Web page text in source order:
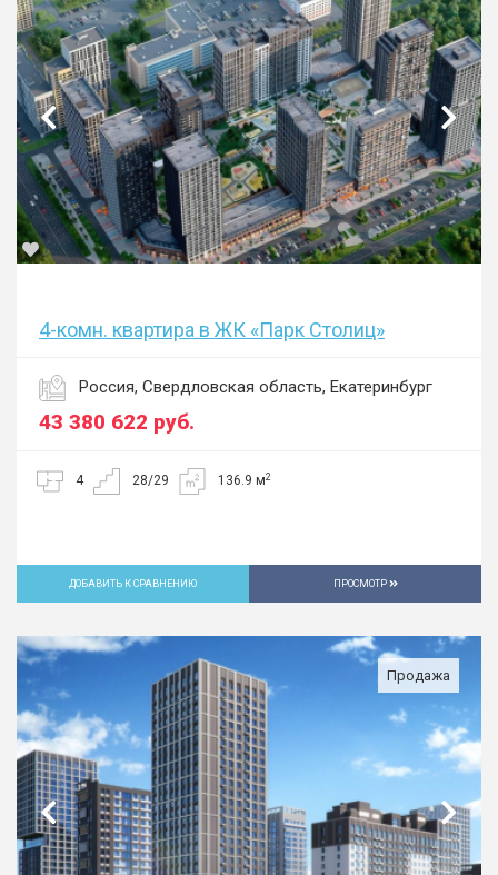
4-комн. квартира в ЖК «Парк Столиц»
Россия, Свердловская область, Екатеринбург
43 380 622 руб.
4 28/29 136.9 м2
ДОБАВИТЬ К СРАВНЕНИЮ ПРОСМОТР
Продажа